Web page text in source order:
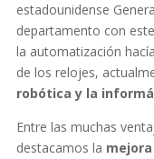
estadounidense
departamento con
la automatización
de los relojes,
robótica y la
Entre las muchas
destacamos la